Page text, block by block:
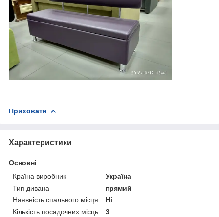
Приховати
Характеристики
Основні
Країна виробник
Україна
Тип дивана
прямий
Наявність спального місця
Ні
Кількість посадочних місць
3